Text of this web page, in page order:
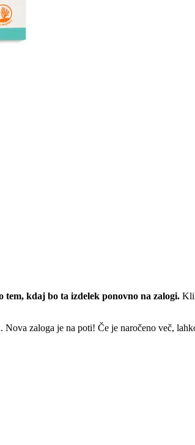
tem, kdaj bo ta izdelek ponovno na zalogi.
Nova zaloga je na poti! Če je naročeno več,